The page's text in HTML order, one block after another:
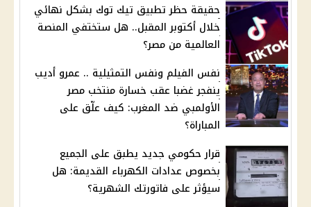
حقيقة حظر تطبيق تيك توك بشكل نهائي
خلال أكتوبر المقبل.. هل ستختفي المنصة
العالمية من مصر؟
نفس الفيلم ونفس التمثيلية .. عمرو أديب
ينفجر غضبا عقب خسارة منتخب مصر
الأولمبي ضد المغرب: كيف علّق على
المباراة؟
قرار حكومي جديد يطبق على الجميع
بخصوص عدادات الكهرباء القديمة: هل
سيؤثر على فاتورتك الشهرية؟